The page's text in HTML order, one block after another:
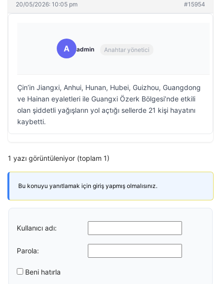
20/05/2026: 10:05 pm #15954
A admin Anahtar yönetici
Çin’in Jiangxi, Anhui, Hunan, Hubei, Guizhou, Guangdong
ve Hainan eyaletleri ile Guangxi Özerk Bölgesi’nde etkili
olan şiddetli yağışların yol açtığı sellerde 21 kişi hayatını
kaybetti.
1 yazı görüntüleniyor (toplam 1)
Bu konuyu yanıtlamak için giriş yapmış olmalısınız.
Kullanıcı adı:
Parola:
Beni hatırla